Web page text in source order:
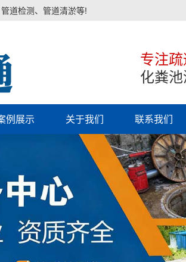
道检测、管道清淤等!
专注
化粪
例展示 关于我们 联系我们